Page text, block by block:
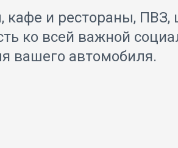
и рестораны,
ко всей важной
вашего автомобиля.